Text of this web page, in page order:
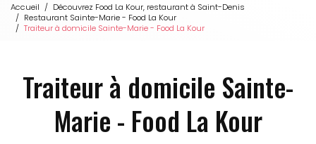
Accueil
Découvrez Food La Kour, restaurant à Saint-Denis
Restaurant Sainte-Marie - Food La Kour
Traiteur à domicile Sainte-Marie - Food La Kour
Traiteur à domicile Sainte-
Marie - Food La Kour